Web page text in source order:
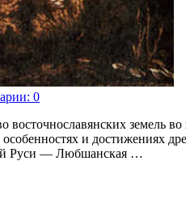
0
восточнославянских земель
и достижениях
Руси — Любшанская …